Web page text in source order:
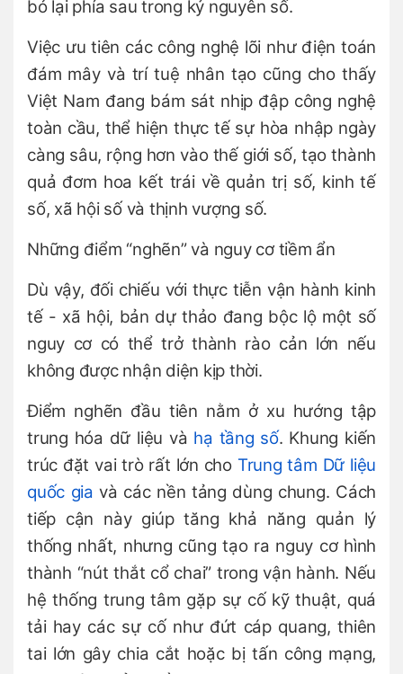
bỏ lại phía sau trong kỷ nguyên số.
Việc ưu tiên các công nghệ lõi như điện toán
đám mây và trí tuệ nhân tạo cũng cho thấy
Việt Nam đang bám sát nhịp đập công nghệ
toàn cầu, thể hiện thực tế sự hòa nhập ngày
càng sâu, rộng hơn vào thế giới số, tạo thành
quả đơm hoa kết trái về quản trị số, kinh tế
số, xã hội số và thịnh vượng số.
Những điểm “nghẽn” và nguy cơ tiềm ẩn
Dù vậy, đối chiếu với thực tiễn vận hành kinh
tế - xã hội, bản dự thảo đang bộc lộ một số
nguy cơ có thể trở thành rào cản lớn nếu
không được nhận diện kịp thời.
Điểm nghẽn đầu tiên nằm ở xu hướng tập
trung hóa dữ liệu và hạ tầng số. Khung kiến
trúc đặt vai trò rất lớn cho Trung tâm Dữ liệu
quốc gia và các nền tảng dùng chung. Cách
tiếp cận này giúp tăng khả năng quản lý
thống nhất, nhưng cũng tạo ra nguy cơ hình
thành “nút thắt cổ chai” trong vận hành. Nếu
hệ thống trung tâm gặp sự cố kỹ thuật, quá
tải hay các sự cố như đứt cáp quang, thiên
tai lớn gây chia cắt hoặc bị tấn công mạng,